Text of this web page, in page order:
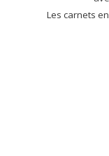
Les carnets